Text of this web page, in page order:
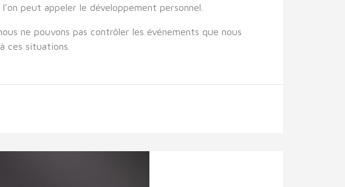
peut appeler le développement personnel.
ne pouvons pas contrôler les événements que nous
ces situations.